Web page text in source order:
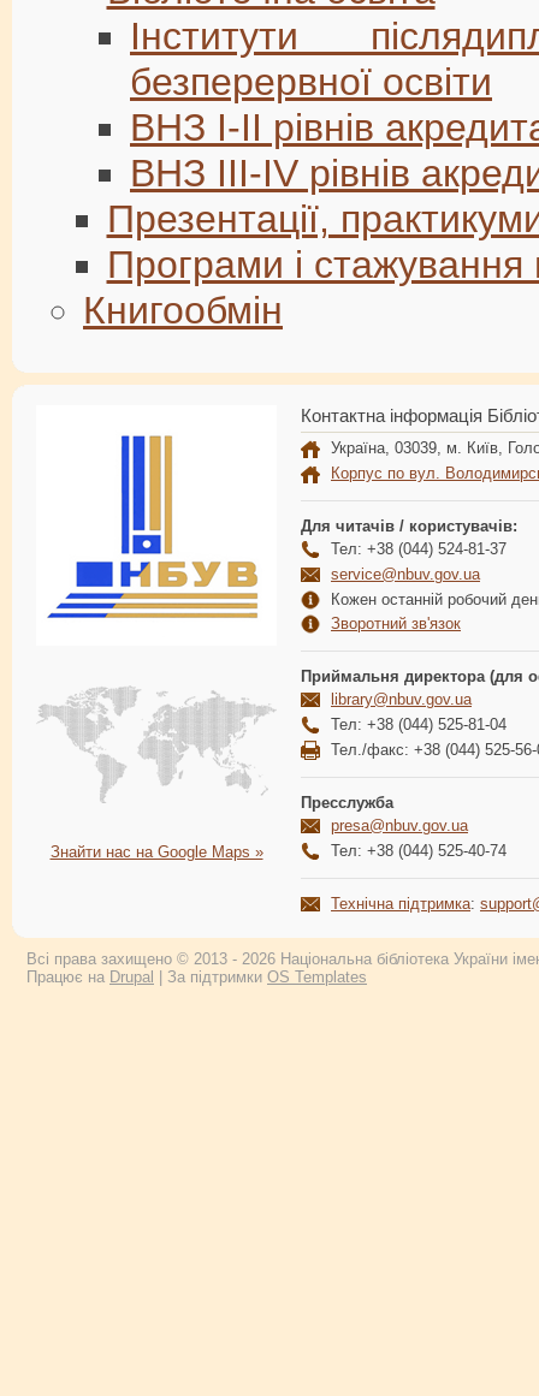
Інститути
безперервної освіти
ВНЗ I-II рівнів
ВНЗ III-IV рівнів
Презентації,
Програми і
Книгообмін
Знайти нас на Google Maps »
Контактна інформація
Україна, 03039, м. Київ,
Корпус по вул.
Для читачів / користувачів:
Тел: +38 (044) 524-81-37
service@nbuv.gov.ua
Кожен останній робочий
Зворотний зв'язок
Приймальня директора (для
library@nbuv.gov.ua
Тел: +38 (044) 525-81-04
Тел./факс: +38 (044) 525-56-
Пресслужба
presa@nbuv.gov.ua
Тел: +38 (044) 525-40-74
Технічна підтримка:
Всі права захищено © 2013 - 2026 Національна бібліотека України
Працює на Drupal | За підтримки OS Templates